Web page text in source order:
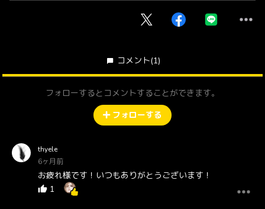
コメント(1)
フォローするとコメントすることができます。
フォローする
thyele
6ヶ月前
お疲れ様です！いつもありがとうございます！
1